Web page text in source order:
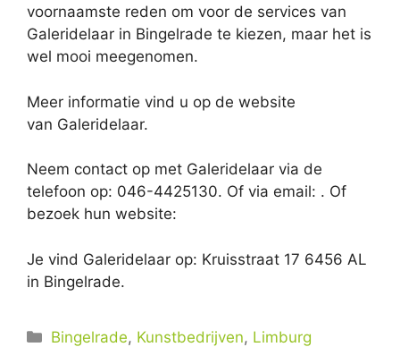
voornaamste reden om voor de services van
Galeridelaar in Bingelrade te kiezen, maar het is
wel mooi meegenomen.
Meer informatie vind u op de website
van Galeridelaar.
Neem contact op met Galeridelaar via de
telefoon op: 046-4425130. Of via email: . Of
bezoek hun website:
Je vind Galeridelaar op: Kruisstraat 17 6456 AL
in Bingelrade.
Categorieën
Bingelrade, Kunstbedrijven, Limburg